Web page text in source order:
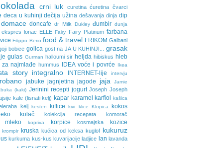
crni luk curetina ćuretina čvarci
deca u kuhinji dečija užina dešavanja dinja dip
domace doncafe dr Milk Dukley đumbir dunja
ekspres lonac ELLE Fairy Fairy Platinum farbana
Filippo Berio food & travel FRIKOM Galbani
bobice golica gost na JA U KUHINJI... grasak
gulas Gurman halloumi sir heljda hibiskus hleb
za najmlađe hummus IDEA voće i povrće Ikea
story integralno INTERNET-lije intervju
jabuke jagnjetina jagode jaja
Jamie
(kaki) Jerinini recepti jogurt Joseph Joseph
kale (lisnati kelj) kapar karamel karfiol kašica
kelj kesten kiflice kivi klice Klopica
kokos
kolač kolekcija recepata komorač
mleko kopriva korpice kosmajska kozice
krompir kruska kućica od keksa kuglof kukuruz
kurkuma kus-kus kuvarijacije ladjice lan lavanda